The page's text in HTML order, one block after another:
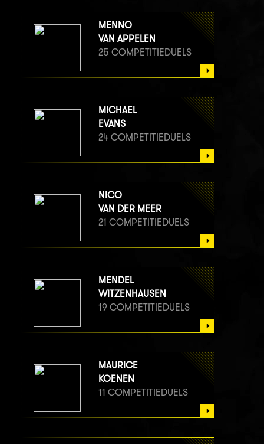
MENNO
VAN APPELEN
25 COMPETITIEDUELS
MICHAEL
EVANS
24 COMPETITIEDUELS
NICO
VAN DER MEER
21 COMPETITIEDUELS
MENDEL
WITZENHAUSEN
19 COMPETITIEDUELS
MAURICE
KOENEN
11 COMPETITIEDUELS